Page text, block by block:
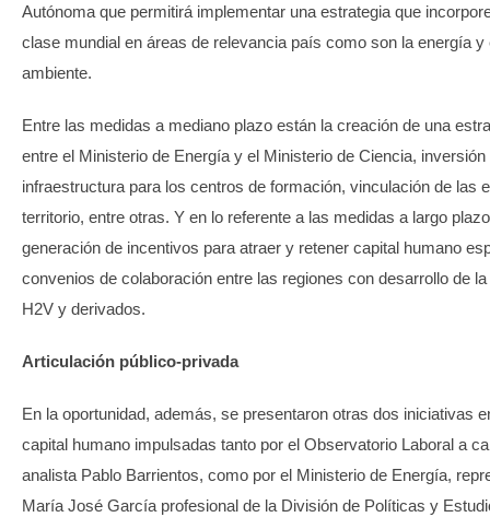
Autónoma que permitirá implementar una estrategia que
clase mundial en áreas de relevancia país como son la energía y
ambiente.
Entre las medidas a mediano plazo están la creación de una
entre el Ministerio de Energía y el Ministerio de Ciencia,
infraestructura para los centros de formación, vinculación de las
territorio, entre otras. Y en lo referente a las medidas a largo
generación de incentivos para atraer y retener capital humano
convenios de colaboración entre las regiones con desarrollo de
H2V y derivados.
Articulación público-privada
En la oportunidad, además, se presentaron otras dos iniciativas
capital humano impulsadas tanto por el Observatorio Laboral a
analista Pablo Barrientos, como por el Ministerio de Energía,
María José García profesional de la División de Políticas y